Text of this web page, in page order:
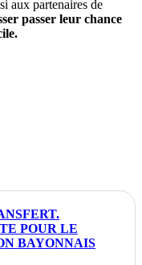
aux partenaires de
passer leur chance
POUR LE
BAYONNAIS